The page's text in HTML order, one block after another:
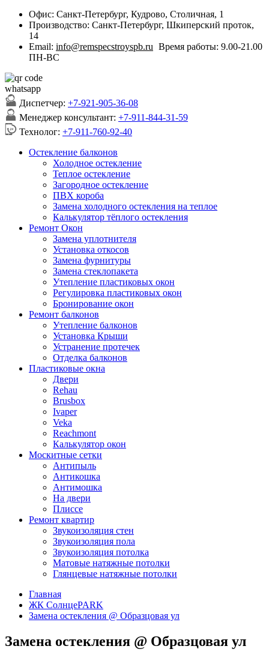
Офис: Санкт-Петербург, Кудрово, Столичная, 1
Производство: Санкт-Петербург, Шкиперский проток,
14
Email: info@remspecstroyspb.ru Время работы: 9.00-21.00
ПН-ВС
Диспетчер: +7-921-905-36-08
Менеджер консультант: +7-911-844-31-59
Технолог: +7-911-760-92-40
Остекление балконов
Холодное остекление
Теплое остекление
Загородное остекление
ПВХ короба
Замена холодного остекления на теплое
Калькулятор тёплого остекления
Ремонт Окон
Замена уплотнителя
Установка откосов
Замена фурнитуры
Замена стеклопакета
Утепление пластиковых окон
Регулировка пластиковых окон
Бронирование окон
Ремонт балконов
Утепление балконов
Установка Крыши
Устранение протечек
Отделка балконов
Пластиковые окна
Двери
Rehau
Brusbox
Ivaper
Veka
Reachmont
Калькулятор окон
Москитные сетки
Антипыль
Антикошка
Антимошка
На двери
Плиссе
Ремонт квартир
Звукоизоляция стен
Звукоизоляция пола
Звукоизоляция потолка
Матовые натяжные потолки
Глянцевые натяжные потолки
Главная
ЖК СолнцеPARK
Замена остекления @ Образцовая ул
Замена остекления @ Образцовая ул